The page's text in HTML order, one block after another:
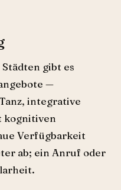
gibt es
—
integrative
kognitiven
Verfügbarkeit
ab; ein Anruf oder